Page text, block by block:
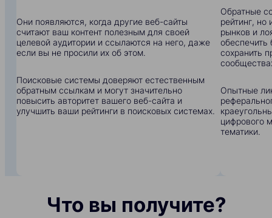
Они появляются, когда другие веб-сайты
считают ваш контент полезным для своей
целевой аудитории и ссылаются на него, даже
если вы не просили их об этом.
Поисковые системы доверяют естественным
обратным ссылкам и могут значительно
повысить авторитет вашего веб-сайта и
улучшить ваши рейтинги в поисковых системах.
Обратные
рейтинг,
рынков и
сохранить
Опытные
цифрового
тематики.
Что вы получите?